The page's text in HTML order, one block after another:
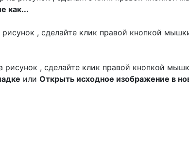
как...
рисунок , сделайте клик правой кнопкой
рисунок , сделайте клик правой кнопкой
или Открыть исходное изображение в
празднику